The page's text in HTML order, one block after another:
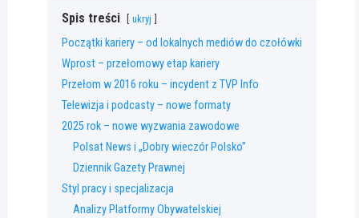
Spis treści ukryj
Początki kariery – od lokalnych mediów do czołówki
Wprost – przełomowy etap kariery
Przełom w 2016 roku – incydent z TVP Info
Telewizja i podcasty – nowe formaty
2025 rok – nowe wyzwania zawodowe
Polsat News i „Dobry wieczór Polsko”
Dziennik Gazety Prawnej
Styl pracy i specjalizacja
Analizy Platformy Obywatelskiej